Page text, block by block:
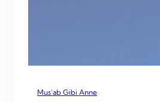
Mus’ab Gibi Anne